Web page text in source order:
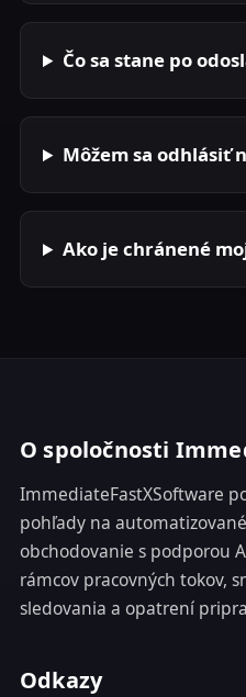
Čo sa stane po
Môžem sa odhlásiť
Ako je chránené
O spoločnosti
ImmediateFastXSoftware
pohľady na
obchodovanie s podporou
rámcov pracovných tokov,
sledovania a opatrení
Odkazy